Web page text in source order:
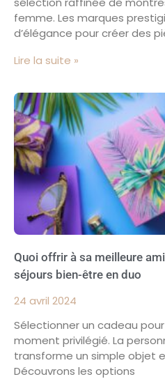
femme. Les marques
d’élégance pour créer des
Lire la suite »
Quoi offrir à sa meilleure
séjours bien-être en duo
24 avril 2024
Sélectionner un cadeau
moment privilégié. La
transforme un simple objet
Découvrons les options